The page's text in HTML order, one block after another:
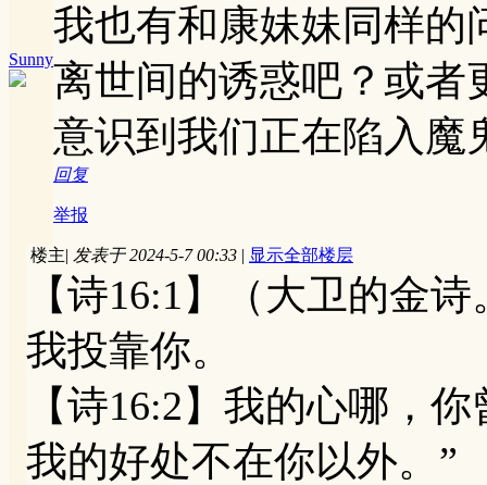
Sunny
我也有和康妹妹同样的
离世间的诱惑吧？或者
意识到我们正在陷入魔
回复
举报
楼主| 发表于 2024-5-7 00:33 | 显示全部楼层
【诗16:1】（大卫的金
我投靠你。
【诗16:2】我的心哪，
我的好处不在你以外。”